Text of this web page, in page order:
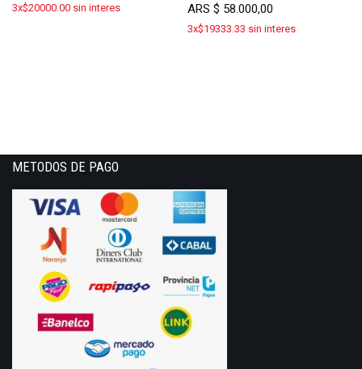
3x$20000.00 sin interes ARS$ 58.000,00
3x$19333.33 sin interes
METODOS DE PAGO